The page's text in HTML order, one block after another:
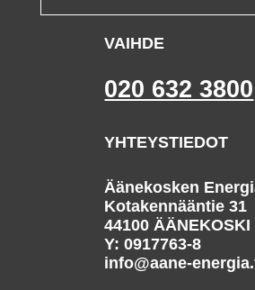
VAIHDE
020 632 3800
YHTEYSTIEDOT
Äänekosken
Kotakennääntie 31
44100 ÄÄNEKOSKI
Y: 0917763-8
info@aane-